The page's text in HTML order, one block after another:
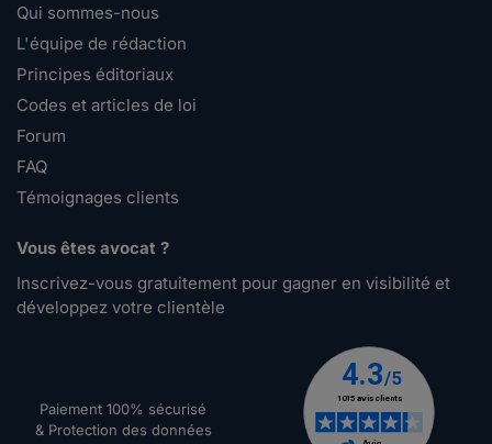
Qui sommes-nous
L'équipe de rédaction
Principes éditoriaux
Codes et articles de loi
Forum
FAQ
Témoignages clients
Vous êtes avocat ?
Inscrivez-vous gratuitement pour gagner en visibilité et
développez votre clientèle
Paiement 100% sécurisé
& Protection des données